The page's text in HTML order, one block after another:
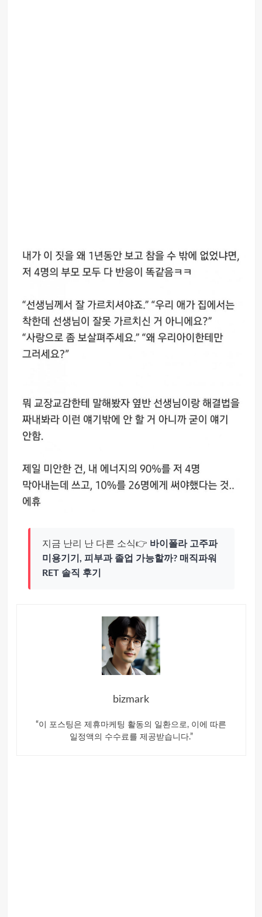
지금 난리 난 다른 소식👉 바이폴라 고주파
미용기기, 피부과 졸업 가능할까? 매직파워
RET 솔직 후기
bizmark
“이 포스팅은 제휴마케팅 활동의 일환으로, 이에 따른
일정액의 수수료를 제공받습니다.”